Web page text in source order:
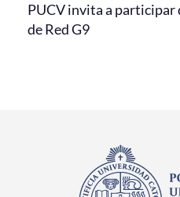
PUCV invita a
de Red G9